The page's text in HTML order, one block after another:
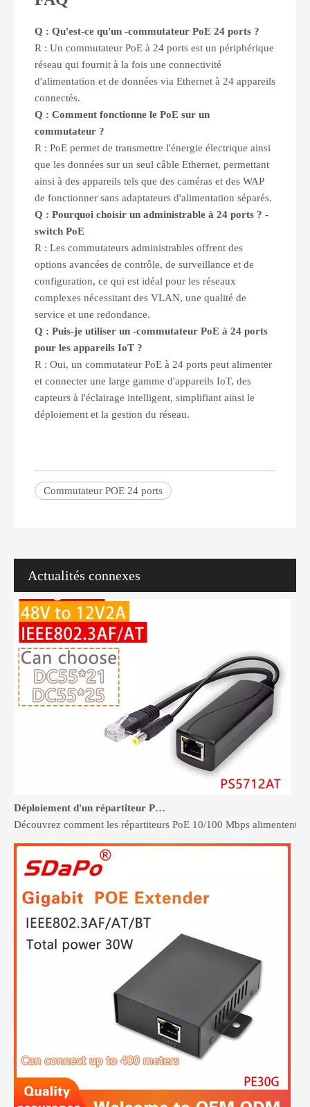
Q : Qu'est-ce qu'un -commutateur PoE 24 ports ?
R : Un commutateur PoE à 24 ports est un périphérique
réseau qui fournit à la fois une connectivité
d'alimentation et de données via Ethernet à 24 appareils
connectés.
Q : Comment fonctionne le PoE sur un
commutateur ?
R : PoE permet de transmettre l'énergie électrique ainsi
que les données sur un seul câble Ethernet, permettant
ainsi à des appareils tels que des caméras et des WAP
de fonctionner sans adaptateurs d'alimentation séparés.
Q : Pourquoi choisir un administrable à 24 ports ? -
switch PoE
R : Les commutateurs administrables offrent des
options avancées de contrôle, de surveillance et de
configuration, ce qui est idéal pour les réseaux
complexes nécessitant des VLAN, une qualité de
service et une redondance.
Q : Puis-je utiliser un -commutateur PoE à 24 ports
pour les appareils IoT ?
R : Oui, un commutateur PoE à 24 ports peut alimenter
et connecter une large gamme d'appareils IoT, des
capteurs à l'éclairage intelligent, simplifiant ainsi le
déploiement et la gestion du réseau.
Commutateur POE 24 ports
Actualités connexes
Vous en avez assez de devoir gérer des câbles emmêlés et des
Découvrez comment les répartiteurs PoE 10/100 Mbps alimentent